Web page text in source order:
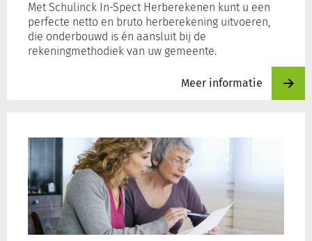
Met Schulinck In-Spect Herberekenen kunt u een
perfecte netto en bruto herberekening uitvoeren,
die onderbouwd is én aansluit bij de
rekeningmethodiek van uw gemeente.
Meer informatie
informatie
over
Schulinck
Spect
Signaal